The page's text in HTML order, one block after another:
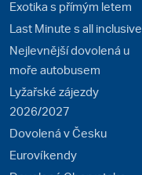
Exotika s přímým letem
Last Minute s all inclusive
Nejlevnější dovolená u
moře autobusem
Lyžařské zájezdy
2026/2027
Dovolená v Česku
Eurovíkendy